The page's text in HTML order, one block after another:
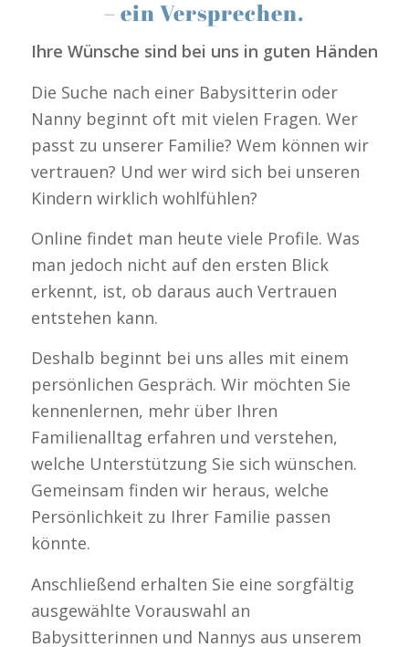
– ein Versprechen.
Ihre Wünsche sind bei uns in guten Händen
Die Suche nach einer Babysitterin oder
Nanny beginnt oft mit vielen Fragen. Wer
passt zu unserer Familie? Wem können wir
vertrauen? Und wer wird sich bei unseren
Kindern wirklich wohlfühlen?
Online findet man heute viele Profile. Was
man jedoch nicht auf den ersten Blick
erkennt, ist, ob daraus auch Vertrauen
entstehen kann.
Deshalb beginnt bei uns alles mit einem
persönlichen Gespräch. Wir möchten Sie
kennenlernen, mehr über Ihren
Familienalltag erfahren und verstehen,
welche Unterstützung Sie sich wünschen.
Gemeinsam finden wir heraus, welche
Persönlichkeit zu Ihrer Familie passen
könnte.
Anschließend erhalten Sie eine sorgfältig
ausgewählte Vorauswahl an
Babysitterinnen und Nannys aus unserem